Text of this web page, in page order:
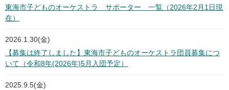
東海市子どものオーケストラ サポーター 一覧（2026年2月1日現
在）
2026.1.30(金)
【募集は終了しました】東海市子どものオーケストラ団員募集につ
いて（令和8年(2026年)5月入団予定）
2025.9.5(金)